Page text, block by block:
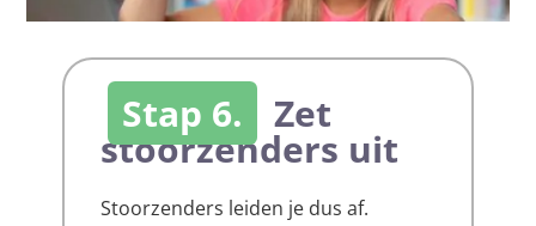
Stap 6. Zet
stoorzenders uit
Stoorzenders leiden je dus af.